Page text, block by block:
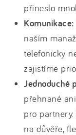
přineslo
Komunikace:
naším
telefonicky
zajistíme
Jednoduché
přehnané
pro
na důvěře,